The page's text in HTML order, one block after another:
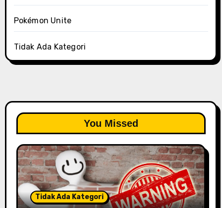
Pokémon Unite
Tidak Ada Kategori
You Missed
Tidak Ada Kategori